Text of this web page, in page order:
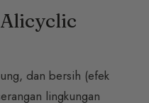
dan bersih (efek
lingkungan